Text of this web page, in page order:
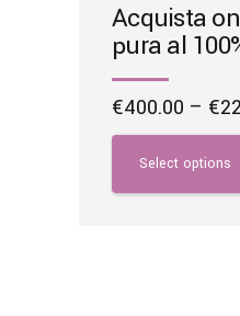
Acquista
pura al
€400.00 – €
Select options
This
product
has